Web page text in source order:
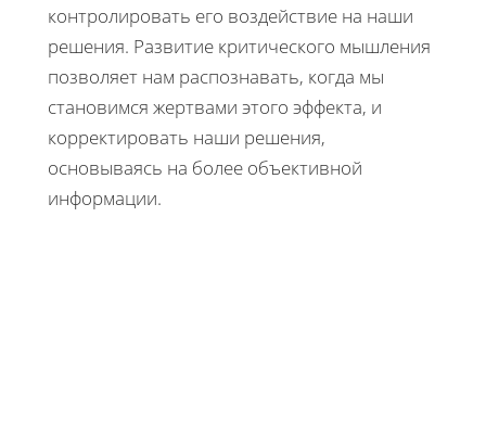
контролировать его воздействие на наши
решения. Развитие критического мышления
позволяет нам распознавать, когда мы
становимся жертвами этого эффекта, и
корректировать наши решения,
основываясь на более объективной
информации.